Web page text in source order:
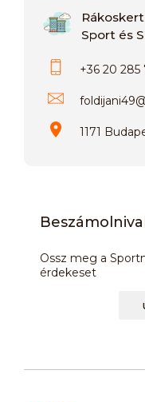
Sport és
+36 20 285
foldijani49
1171
Ossz meg a
érdekeset